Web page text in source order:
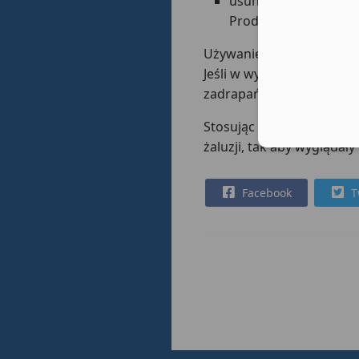
Produkt może być
Używanie rolet i bram
Jeśli w wyniku
zadrapań, gwarancja na
Stosując się do naszych
żaluzji, tak aby
Facebook